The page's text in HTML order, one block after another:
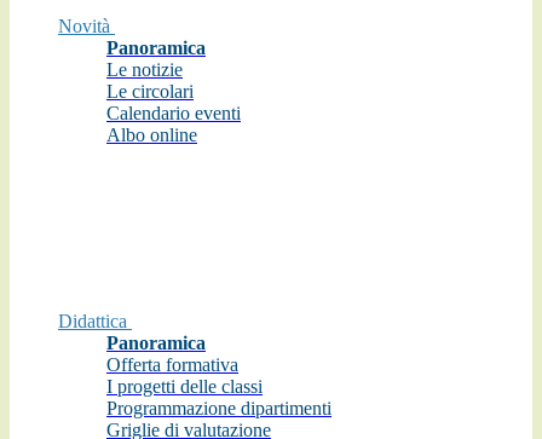
Novità
Panoramica
Le notizie
Le circolari
Calendario eventi
Albo online
Didattica
Panoramica
Offerta formativa
I progetti delle classi
Programmazione dipartimenti
Griglie di valutazione